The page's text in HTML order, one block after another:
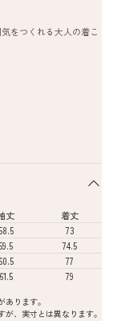
をつくれる大人の着こ
丈
着丈
73
74.5
60.5
77
61.5 79
ります。
、実寸とは異なります。